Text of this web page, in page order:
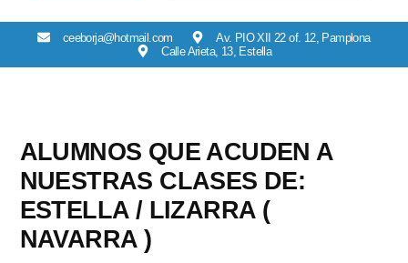
ceeborja@hotmail.com
Av. PIO XII 22 of. 12, Pamplona
Calle Arieta, 13, Estella
ALUMNOS QUE ACUDEN A
NUESTRAS CLASES DE:
ESTELLA / LIZARRA (
NAVARRA )